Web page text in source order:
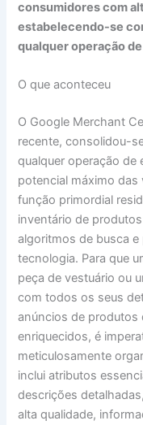
consumidores com
estabelecendo-se
qualquer operação
O que aconteceu
O Google Merchant
recente, consolidou-
qualquer operação de
potencial máximo das
função primordial
inventário de
algoritmos de busca
tecnologia. Para que
peça de vestuário ou
com todos os seus
anúncios de produtos
enriquecidos, é
meticulosamente
inclui atributos
descrições
alta qualidade,